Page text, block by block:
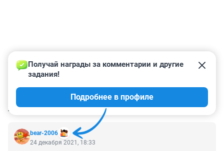
КОММЕНТАРИИ 147
bear-2006
Получай награды за комментарии и другие
задания!
Подробнее в профиле
24 декабря 2021, 18:33